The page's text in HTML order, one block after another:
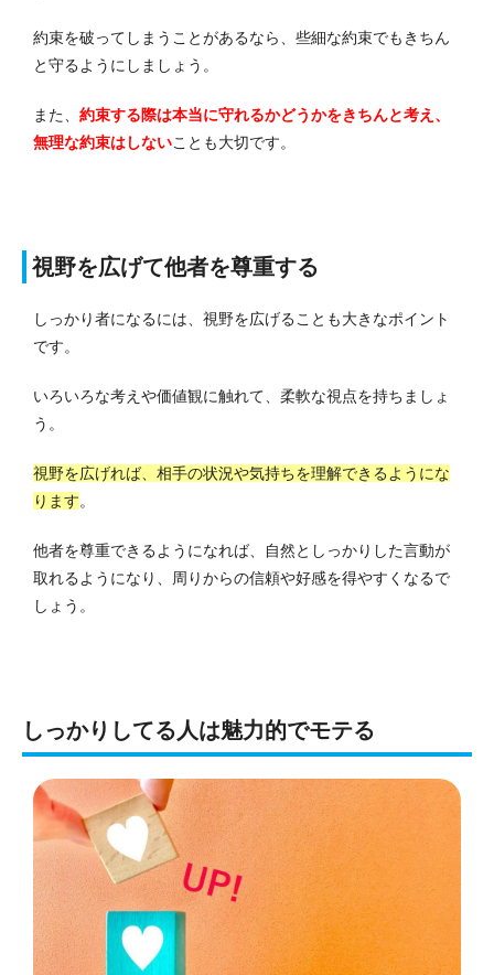
約束を破ってしまうことがあるなら、些細な約束でもきちん
と守るようにしましょう。
また、 約束する際は本当に守れるかどうかをきちんと考え、
無理な約束はしないことも大切です。
視野を広げて他者を尊重する
しっかり者になるには、視野を広げることも大きなポイント
です。
いろいろな考えや価値観に触れて、柔軟な視点を持ちましょ
う。
視野を広げれば、相手の状況や気持ちを理解できるようにな
ります。
他者を尊重できるようになれば、自然としっかりした言動が
取れるようになり、周りからの信頼や好感を得やすくなるで
しょう。
しっかりしてる人は魅力的でモテる